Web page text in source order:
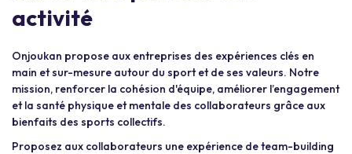
activité
Onjoukan propose aux entreprises des expériences clés en
main et sur-mesure autour du sport et de ses valeurs. Notre
mission, renforcer la cohésion d'équipe, améliorer l’engagement
et la santé physique et mentale des collaborateurs grâce aux
bienfaits des sports collectifs.
Proposez aux collaborateurs une expérience de team-building